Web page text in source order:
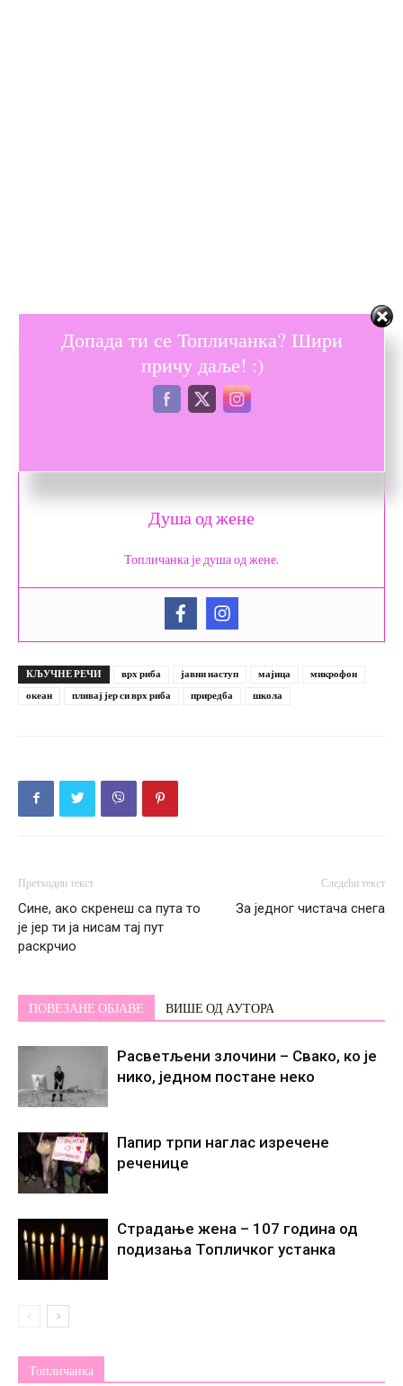
Душа од жене
Топличанка је душа од жене.
КЉУЧНЕ РЕЧИ врх риба јавни наступ мајица
микрофон
океан
пливај јер си врх риба приредба школа
Претходни текст
Сине, ако скренеш са пута то
је јер ти ја нисам тај пут
раскрчио
Следећи текст
За једног чистача снега
ПОВЕЗАНЕ ОБЈАВЕ ВИШЕ ОД АУТОРА
Расветљени злочини – Свако, ко је
нико, једном постане некo
Папир трпи наглас изречене
реченице
Страдање жена – 107 година од
подизања Топличког устанка
Топличанка
Допада ти се Топличанка? Шири
причу даље! :)